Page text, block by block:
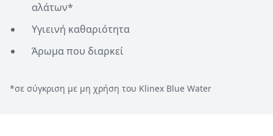
αλάτων*
Υγιεινή καθαριότητα
Άρωμα που διαρκεί
*σε σύγκριση με μη χρήση του Klinex Blue Water